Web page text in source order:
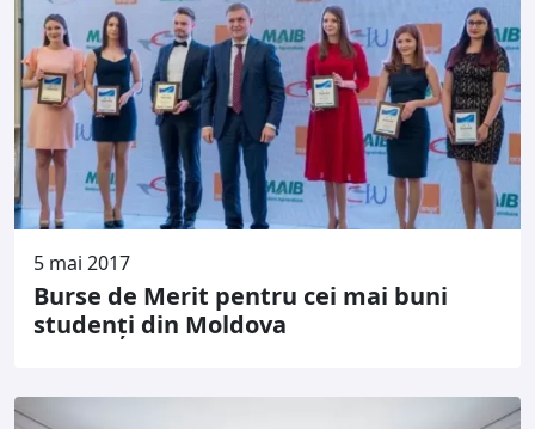
5 mai 2017
Burse de Merit pentru cei mai buni
studenți din Moldova